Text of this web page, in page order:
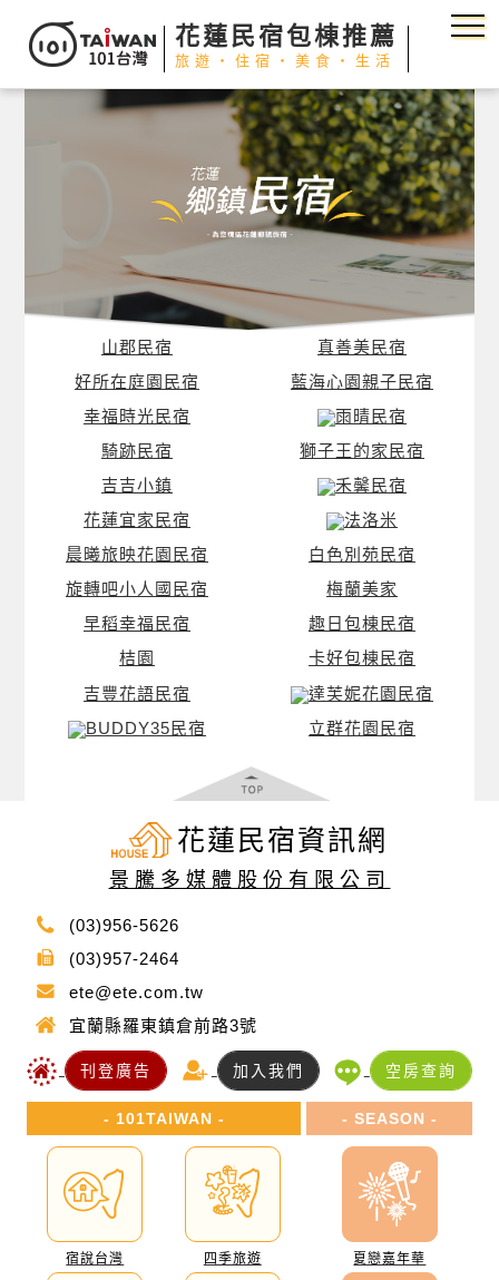
花蓮民宿包棟推薦
旅遊‧住宿‧美食‧生活
山郡民宿
真善美民宿
好所在庭園民宿
藍海心園親子民宿
幸福時光民宿
雨晴民宿
騎跡民宿
獅子王的家民宿
吉吉小鎮
禾馨民宿
花蓮宜家民宿
法洛米
晨曦旅映花園民宿
白色別苑民宿
旋轉吧小人國民宿
梅蘭美家
早稻幸福民宿
趣日包棟民宿
桔園
卡好包棟民宿
吉豐花語民宿
達芙妮花園民宿
BUDDY35民宿
立群花園民宿
花蓮民宿資訊網
景騰多媒體股份有限公司
(03)956-5626
(03)957-2464
ete@ete.com.tw
宜蘭縣羅東鎮倉前路3號
刊登廣告 加入我們 空房查詢
- 101TAIWAN -
宿說台灣 四季旅遊
- SEASON -
夏戀嘉年華